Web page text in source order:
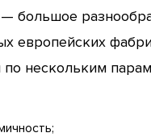
— большое
европейских
по нескольким